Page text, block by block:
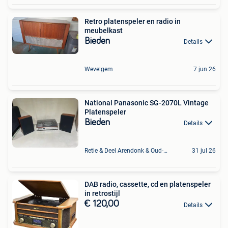
Retro platenspeler en radio in
meubelkast
Bieden Details
Wevelgem 7 jun 26
National Panasonic SG-2070L Vintage
Platenspeler
Bieden Details
Retie & Deel Arendonk & Oud-Turnhout 31 jul 26
DAB radio, cassette, cd en platenspeler
in retrostijl
€ 120,00 Details